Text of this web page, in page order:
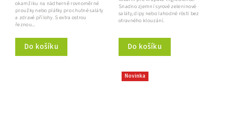
Do košíku
okamžiku na nádherně rovnoměrné
proužky nebo plátky pro chutné saláty
a zdravé přílohy. S extra ostrou
řeznou...
Do košíku
Snadno zjemní syrové zeleninové
saláty, dipy nebo lahodné rösti bez
otravného klouzání.
Novinka